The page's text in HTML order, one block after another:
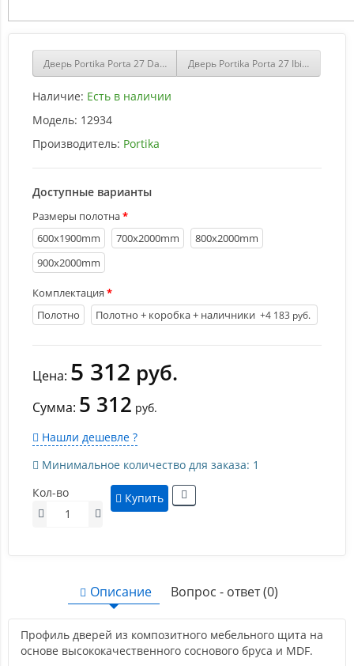
Дверь Portika Porta 27 Dacota WoodДверь Portika Porta 27 Ibis Wood
Наличие: Есть в наличии
Модель: 12934
Производитель: Portika
Доступные варианты
Размеры полотна
600х1900mm
700х2000mm
800х2000mm
900х2000mm
Комплектация
Полотно
Полотно + коробка + наличники +4 183 руб.
Цена: 5 312 руб.
Сумма: 5 312 руб.
Нашли дешевле ?
Минимальное количество для заказа: 1
Кол-во
Купить
Описание Вопрос - ответ (0)
Профиль дверей из композитного мебельного щита на
основе высококачественного соснового бруса и MDF.